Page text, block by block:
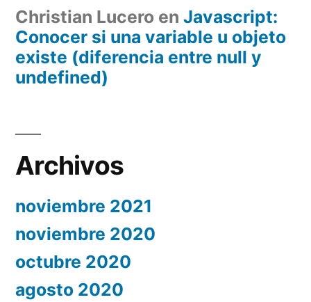
Christian Lucero en Javascript:
Conocer si una variable u objeto
existe (diferencia entre null y
undefined)
Archivos
noviembre 2021
noviembre 2020
octubre 2020
agosto 2020